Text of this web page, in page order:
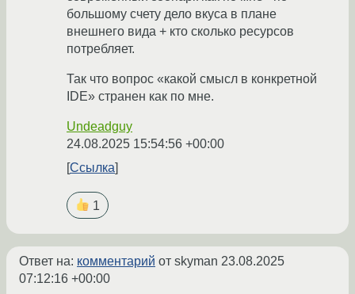
большому счету дело вкуса в плане
внешнего вида + кто сколько ресурсов
потребляет.
Так что вопрос «какой смысл в конкретной
IDE» странен как по мне.
Undeadguy
24.08.2025 15:54:56 +00:00
Ссылка
1
Ответ на: комментарий от skyman 23.08.2025
07:12:16 +00:00